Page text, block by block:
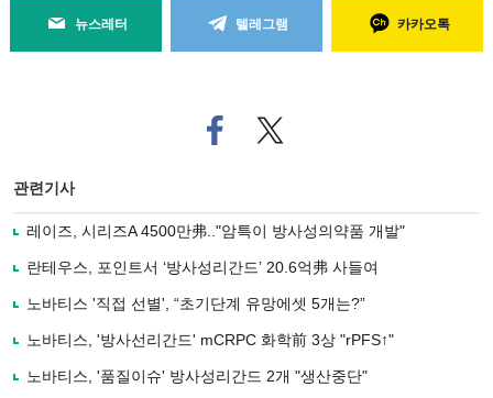
뉴스레터 텔레그램 카카오톡
페
이
로
사
유
기
트위
터로
관련기사
레이즈, 시리즈A 4500만弗.."암특이 방사성의약품 개발"
란테우스, 포인트서 ‘방사성리간드’ 20.6억弗 사들여
노바티스 '직접 선별', “초기단계 유망에셋 5개는?”
노바티스, '방사선리간드' mCRPC 화학前 3상 "rPFS↑"
노바티스, '품질이슈' 방사성리간드 2개 "생산중단"